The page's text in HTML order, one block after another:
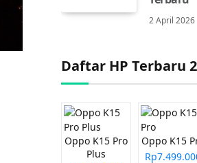
2 April 2026
Daftar HP Terbaru
Oppo K15 Pro
Plus
Oppo K15